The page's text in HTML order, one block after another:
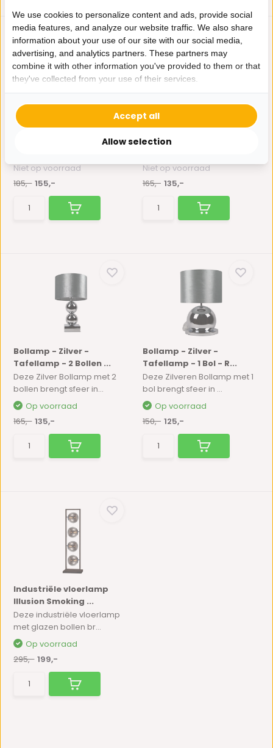
Bollamp - Goud -
Tafellamp - 3 Bollen - ...
Deze Goudkleurige Bollamp
Niet op voorraad
185,- 155,-
Bollamp - Antraciet -
Tafellamp - 2 Boll...
Deze Antraciete Bollamp met
Niet op voorraad
165,- 135,-
Bollamp - Zilver -
Tafellamp - 2 Bollen ...
Deze Zilver Bollamp met 2
bollen brengt sfeer in...
Op voorraad
165,- 135,-
Bollamp - Zilver -
Tafellamp - 1 Bol - R...
Deze Zilveren Bollamp met 1
bol brengt sfeer in ...
Op voorraad
150,- 125,-
Industriële vloerlamp
Illusion Smoking ...
Deze industriële vloerlamp
met glazen bollen br...
Op voorraad
295,- 199,-
We use cookies to personalize content and ads, provide social
media features, and analyze our website traffic. We also share
information about your use of our site with our social media,
advertising, and analytics partners. These partners may
combine it with other information you've provided to them or that
they've collected from your use of their services.
Allow selection
Accept all